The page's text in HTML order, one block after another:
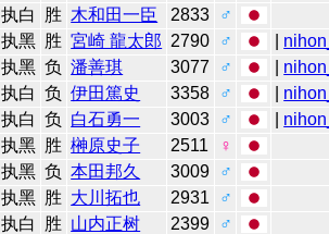
执白 胜 木和田一臣 2833
♂
执黑 胜 宮崎 龍太郎 2790 ♂
执黑 负 潘善琪 3077 ♂
执白 负 伊田篤史 3358 ♂
执白 负 白石勇一 3003 ♂
执黑 胜 榊原史子 2511
♀
执黑 负 本田邦久 3009
♂
执黑 胜 大川拓也 2931
♂
执白 胜 山内正树 2399
♂